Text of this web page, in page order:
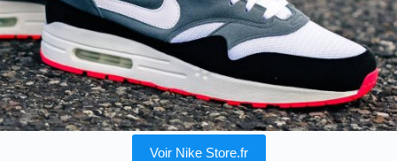
Voir Nike Store.fr